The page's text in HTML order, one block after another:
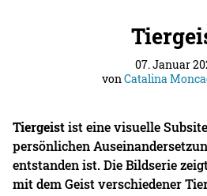
07. Januar
vonCatalina
Tiergeistist eine visuelle
persönlichen
entstanden ist. Die Bildserie
mit dem Geist verschiedener